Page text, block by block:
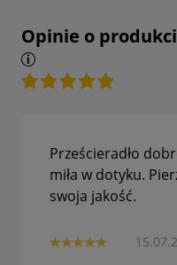
Opinie o
Prześcieradło
miła w dotyku.
swoja jakość.